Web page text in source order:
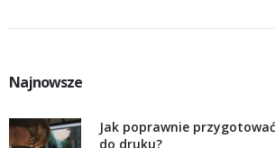
Najnowsze
Jak poprawnie
do druku?